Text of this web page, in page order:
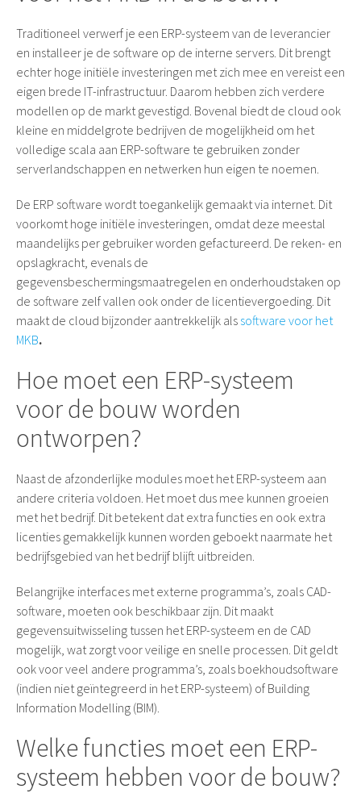
Traditioneel verwerf je een ERP-systeem van de leverancier
en installeer je de software op de interne servers. Dit brengt
echter hoge initiële investeringen met zich mee en vereist een
eigen brede IT-infrastructuur. Daarom hebben zich verdere
modellen op de markt gevestigd. Bovenal biedt de cloud ook
kleine en middelgrote bedrijven de mogelijkheid om het
volledige scala aan ERP-software te gebruiken zonder
serverlandschappen en netwerken hun eigen te noemen.
De ERP software wordt toegankelijk gemaakt via internet. Dit
voorkomt hoge initiële investeringen, omdat deze meestal
maandelijks per gebruiker worden gefactureerd. De reken- en
opslagkracht, evenals de
gegevensbeschermingsmaatregelen en onderhoudstaken op
de software zelf vallen ook onder de licentievergoeding. Dit
maakt de cloud bijzonder aantrekkelijk als software voor het
MKB.
Hoe moet een ERP-systeem
voor de bouw worden
ontworpen?
Naast de afzonderlijke modules moet het ERP-systeem aan
andere criteria voldoen. Het moet dus mee kunnen groeien
met het bedrijf. Dit betekent dat extra functies en ook extra
licenties gemakkelijk kunnen worden geboekt naarmate het
bedrijfsgebied van het bedrijf blijft uitbreiden.
Belangrijke interfaces met externe programma’s, zoals CAD-
software, moeten ook beschikbaar zijn. Dit maakt
gegevensuitwisseling tussen het ERP-systeem en de CAD
mogelijk, wat zorgt voor veilige en snelle processen. Dit geldt
ook voor veel andere programma’s, zoals boekhoudsoftware
(indien niet geïntegreerd in het ERP-systeem) of Building
Information Modelling (BIM).
Welke functies moet een ERP-
systeem hebben voor de bouw?